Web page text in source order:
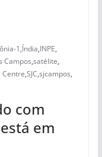
1,Índia,INPE,
Campos,satélite,
Centre,SJC,sjcampos,
com
em